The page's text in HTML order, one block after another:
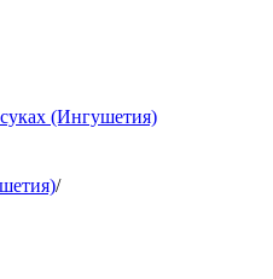
(Ингушетия)
/